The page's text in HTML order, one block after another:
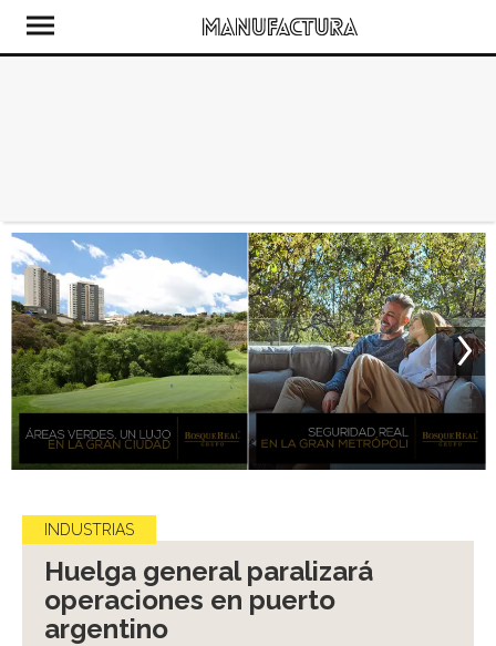
INDUSTRIAS
Huelga general paralizará
operaciones en puerto
argentino